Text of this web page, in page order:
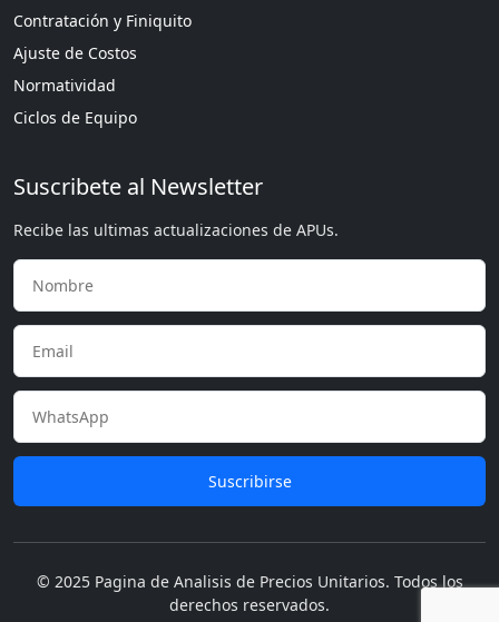
Contratación y Finiquito
Ajuste de Costos
Normatividad
Ciclos de Equipo
Suscribete al Newsletter
Recibe las ultimas actualizaciones de APUs.
Suscribirse
© 2025 Pagina de Analisis de Precios Unitarios. Todos los
derechos reservados.